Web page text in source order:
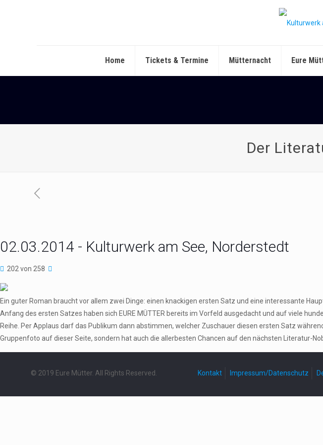
Home Tickets & Termine Mütternacht Eure
Der
02.03.2014 - Kulturwerk am See, Norderstedt
202 von 258
Ein guter Roman braucht vor allem zwei Dinge: einen knackigen ersten Satz und eine interessante
Anfang des ersten Satzes haben sich EURE MÜTTER bereits im Vorfeld ausgedacht und auf viele
Reihe. Per Applaus darf das Publikum dann abstimmen, welcher Zuschauer diesen ersten Satz
Gruppenfoto auf dieser Seite, sondern hat auch die allerbesten Chancen auf den nächsten Literatur-
© 2019 Eure Mütter. All Rights Reserved. Kontakt Impressum/Datenschutz